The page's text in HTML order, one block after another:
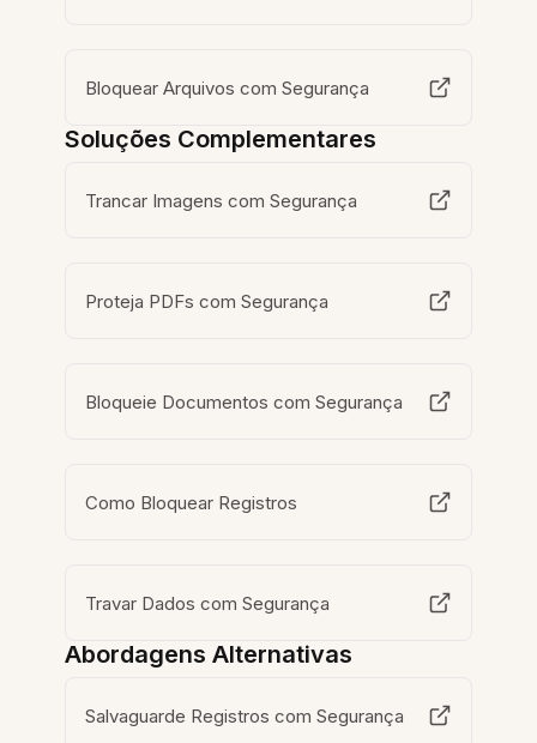
Bloquear Arquivos com Segurança
Soluções Complementares
Trancar Imagens com Segurança
Proteja PDFs com Segurança
Bloqueie Documentos com Segurança
Como Bloquear Registros
Travar Dados com Segurança
Abordagens Alternativas
Salvaguarde Registros com Segurança